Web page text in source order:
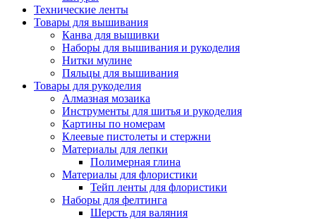
Технические ленты
Товары для вышивания
Канва для вышивки
Наборы для вышивания и рукоделия
Нитки мулине
Пяльцы для вышивания
Товары для рукоделия
Алмазная мозаика
Инструменты для шитья и рукоделия
Картины по номерам
Клеевые пистолеты и стержни
Материалы для лепки
Полимерная глина
Материалы для флористики
Тейп ленты для флористики
Наборы для фелтинга
Шерсть для валяния